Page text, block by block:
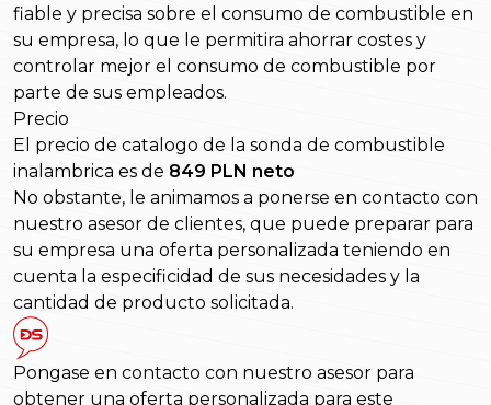
fiable y precisa sobre el consumo de combustible en
su empresa, lo que le permitira ahorrar costes y
controlar mejor el consumo de combustible por
parte de sus empleados.
Precio
El precio de catalogo de la sonda de combustible
inalambrica es de 849 PLN neto
No obstante, le animamos a ponerse en contacto con
nuestro asesor de clientes, que puede preparar para
su empresa una oferta personalizada teniendo en
cuenta la especificidad de sus necesidades y la
cantidad de producto solicitada.
Pongase en contacto con nuestro asesor para
obtener una oferta personalizada para este